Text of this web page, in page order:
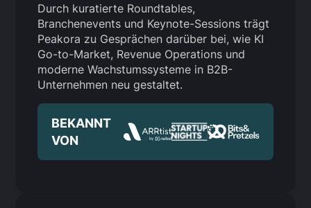
Durch kuratierte Roundtables,
Branchenevents und Keynote-Sessions trägt
Peakora zu Gesprächen darüber bei, wie KI
Go-to-Market, Revenue Operations und
moderne Wachstumssysteme in B2B-
Unternehmen neu gestaltet.
BEKANNT
VON